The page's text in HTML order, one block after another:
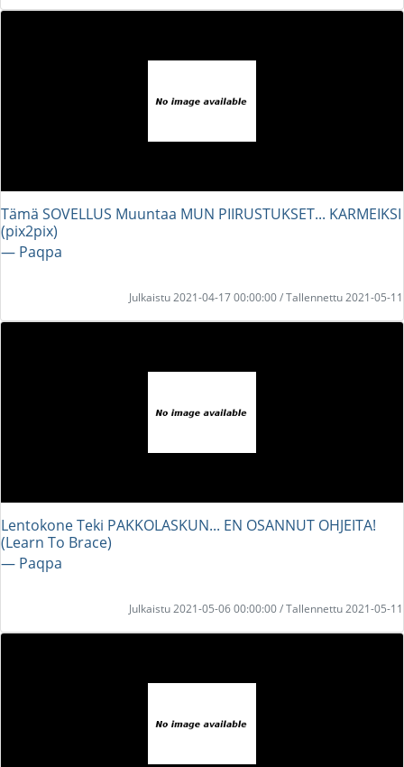
Tämä SOVELLUS Muuntaa MUN PIIRUSTUKSET... KARMEIKSI
(pix2pix)
― Paqpa
Julkaistu 2021-04-17 00:00:00 / Tallennettu 2021-05-11
Lentokone Teki PAKKOLASKUN... EN OSANNUT OHJEITA!
(Learn To Brace)
― Paqpa
Julkaistu 2021-05-06 00:00:00 / Tallennettu 2021-05-11